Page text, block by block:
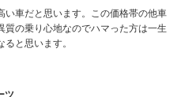
い車だと思います。この価格帯の他車
質の乗り心地なのでハマった方は一生
と思います。